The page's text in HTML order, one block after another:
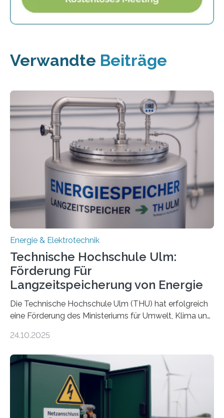
Verwandte Beiträge
Energie & Elektrotechnik
Technische Hochschule Ulm:
Förderung Für
Langzeitspeicherung von Energie
Die Technische Hochschule Ulm (THU) hat erfolgreich
eine Förderung des Ministeriums für Umwelt, Klima und
Forschungsprojekt „LAGER – Langzeitspeicherung in
Quartieren“ eingeworben. Ziel des Projekts ist die
Entwicklung, Erprobung und Demonstration von
Konzepten zur langfristigen Energiespeicherung in
sektorübergreifend vernetzten Energiesystemen. Das
Projekt startete am 15. Oktober 2025, hat eine Laufzeit
24.10.2025